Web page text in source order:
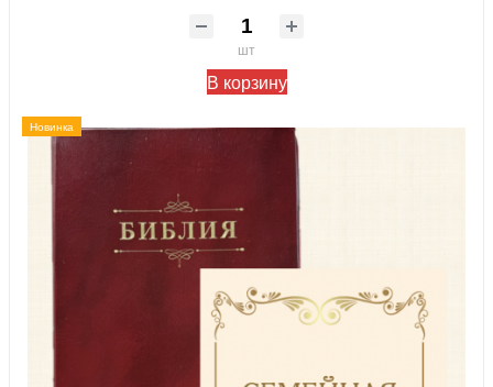
шт
В корзину
Новинка